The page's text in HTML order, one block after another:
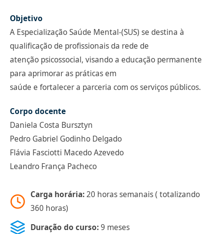
Objetivo
A Especialização Saúde Mental-(SUS) se destina à
qualificação de profissionais da rede de
atenção psicossocial, visando a educação permanente
para aprimorar as práticas em
saúde e fortalecer a parceria com os serviços públicos.
Corpo docente
Daniela Costa Bursztyn
Pedro Gabriel Godinho Delgado
Flávia Fasciotti Macedo Azevedo
Leandro França Pacheco
Carga horária:20 horas semanais ( totalizando
360 horas)
Duração do curso:9 meses